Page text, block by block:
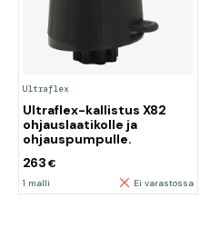
Ultraflex
Ultraflex-kallistus X82
ohjauslaatikolle ja
ohjauspumpulle.
263 €
1 malli Ei varastossa